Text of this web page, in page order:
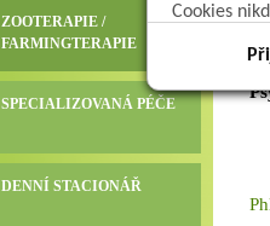
ZOOTERAPIE /
FARMINGTERAPIE
SPECIALIZOVANÁ PÉČE
DENNÍ STACIONÁŘ
Cookies